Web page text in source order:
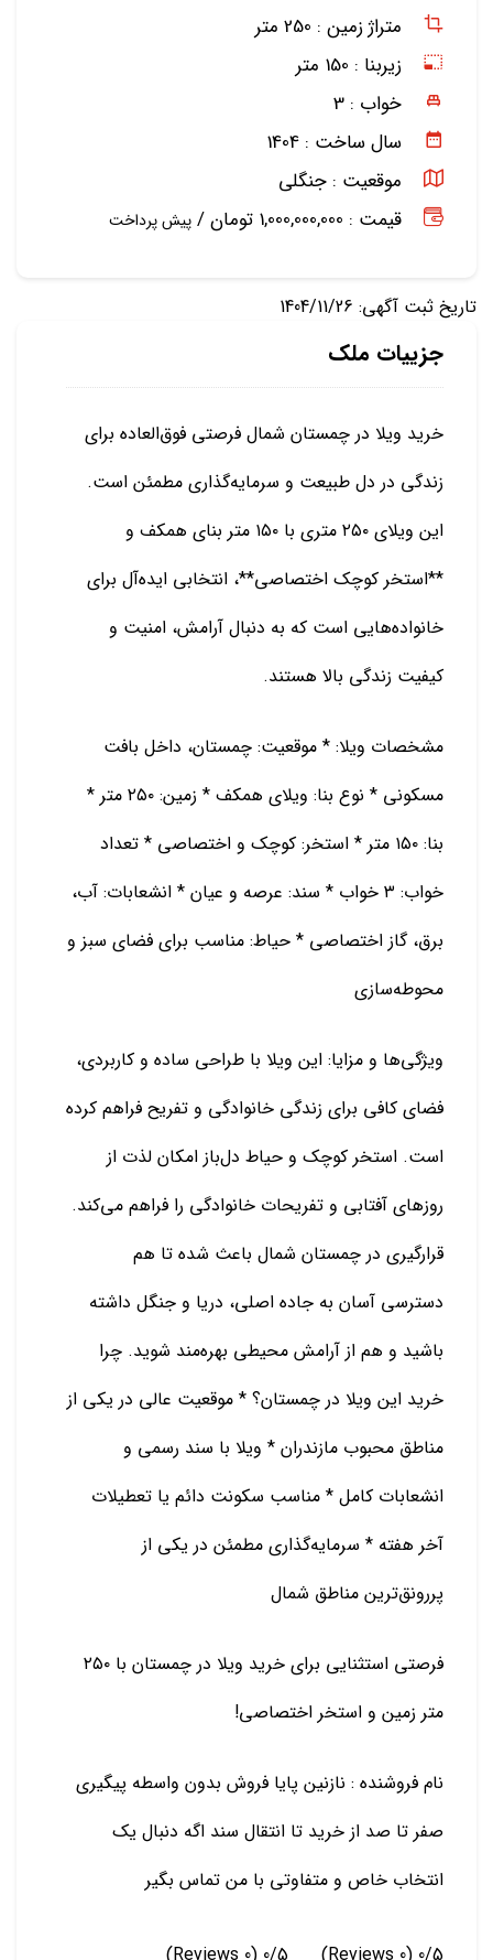
متراژ زمین : 250 متر
زیربنا : 150 متر
خواب : 3
سال ساخت : 1404
موقعیت : جنگلی
قیمت : 1,000,000,000 تومان /
پیش پرداخت
تاریخ ثبت آگهی: 1404/11/26
جزییات ملک
خرید ویلا در چمستان شمال فرصتی فوق‌العاده برای
زندگی در دل طبیعت و سرمایه‌گذاری مطمئن است.
این ویلای ۲۵۰ متری با ۱۵۰ متر بنای همکف و
**استخر کوچک اختصاصی**، انتخابی ایده‌آل برای
خانواده‌هایی است که به دنبال آرامش، امنیت و
کیفیت زندگی بالا هستند.
مشخصات ویلا: * موقعیت: چمستان، داخل بافت
مسکونی * نوع بنا: ویلای همکف * زمین: ۲۵۰ متر *
بنا: ۱۵۰ متر * استخر: کوچک و اختصاصی * تعداد
خواب: ۳ خواب * سند: عرصه و عیان * انشعابات: آب،
برق، گاز اختصاصی * حیاط: مناسب برای فضای سبز و
محوطه‌سازی
ویژگی‌ها و مزایا: این ویلا با طراحی ساده و کاربردی،
فضای کافی برای زندگی خانوادگی و تفریح فراهم کرده
است. استخر کوچک و حیاط دل‌باز امکان لذت از
روزهای آفتابی و تفریحات خانوادگی را فراهم می‌کند.
قرارگیری در چمستان شمال باعث شده تا هم
دسترسی آسان به جاده اصلی، دریا و جنگل داشته
باشید و هم از آرامش محیطی بهره‌مند شوید. چرا
خرید این ویلا در چمستان؟ * موقعیت عالی در یکی از
مناطق محبوب مازندران * ویلا با سند رسمی و
انشعابات کامل * مناسب سکونت دائم یا تعطیلات
آخر هفته * سرمایه‌گذاری مطمئن در یکی از
پررونق‌ترین مناطق شمال
فرصتی استثنایی برای خرید ویلا در چمستان با ۲۵۰
متر زمین و استخر اختصاصی!
نام فروشنده : نازنین پایا فروش ‌بدون واسطه پیگیری
صفر تا صد از خرید تا انتقال سند اگه دنبال یک
انتخاب خاص و متفاوتی با من تماس بگیر